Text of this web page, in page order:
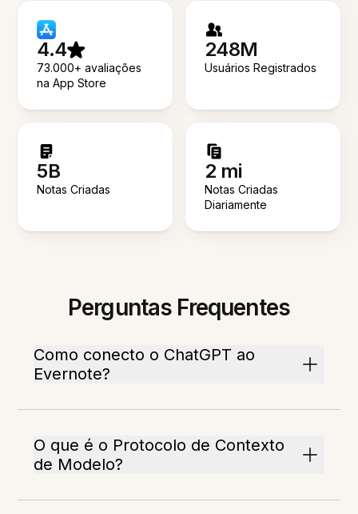
4.4
73.000+ avaliações
na App Store
248M
Usuários Registrados
5B
Notas Criadas
2 mi
Notas Criadas
Diariamente
Perguntas Frequentes
Como conecto o ChatGPT ao
Evernote?
O que é o Protocolo de Contexto
de Modelo?